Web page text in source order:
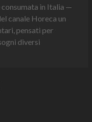
in Italia —
canale Horeca un
pensati per
diversi